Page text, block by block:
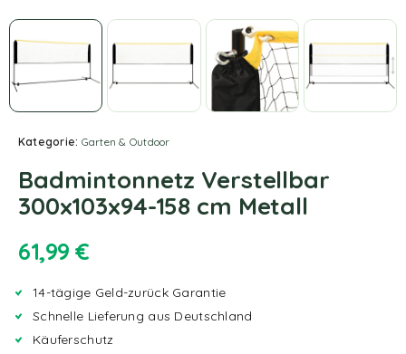
Kategorie: Garten & Outdoor
Badmintonnetz Verstellbar
300x103x94-158 cm Metall
61,99 €
14-tägige Geld-zurück Garantie
Schnelle Lieferung aus Deutschland
Käuferschutz